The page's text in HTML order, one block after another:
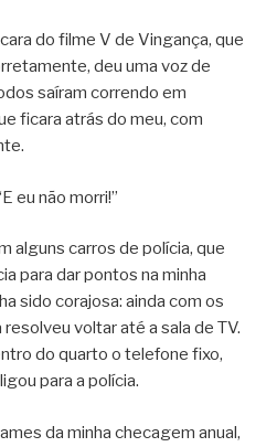
do filme V de Vingança, que
deu uma voz de
saíram correndo em
ficara atrás do meu, com
eu não morri!”
alguns carros de polícia, que
para dar pontos na minha
sido corajosa: ainda com os
voltar até a sala de TV.
do quarto o telefone fixo,
para a polícia.
da minha checagem anual,